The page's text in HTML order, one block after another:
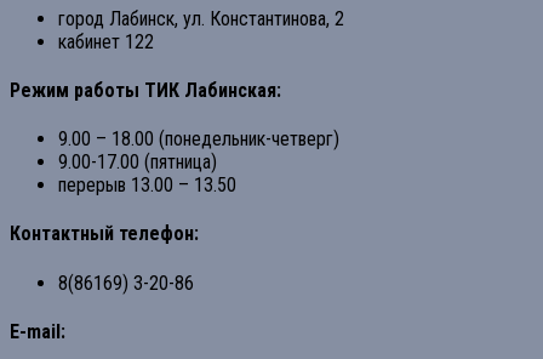
город Лабинск, ул. Константинова, 2
кабинет 122
Режим работы ТИК Лабинская:
9.00 – 18.00 (понедельник-четверг)
9.00-17.00 (пятница)
перерыв 13.00 – 13.50
Контактный телефон:
8(86169) 3-20-86
E-mail: